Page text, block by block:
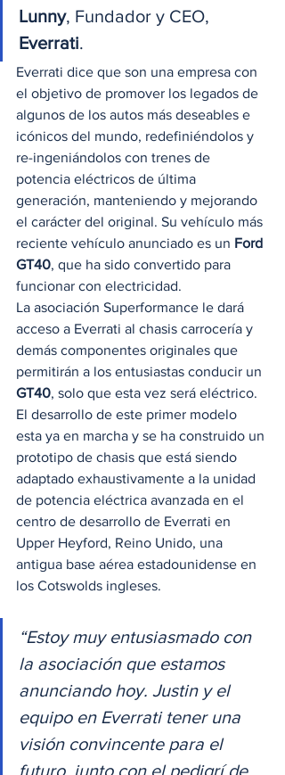
Lunny, Fundador y CEO,
Everrati.
Everrati dice que son una empresa con
el objetivo de promover los legados de
algunos de los autos más deseables e
icónicos del mundo, redefiniéndolos y
re-ingeniándolos con trenes de
potencia eléctricos de última
generación, manteniendo y mejorando
el carácter del original. Su vehículo más
reciente vehículo anunciado es un Ford
GT40, que ha sido convertido para
funcionar con electricidad.
La asociación Superformance le dará
acceso a Everrati al chasis carrocería y
demás componentes originales que
permitirán a los entusiastas conducir un
GT40, solo que esta vez será eléctrico.
El desarrollo de este primer modelo
esta ya en marcha y se ha construido un
prototipo de chasis que está siendo
adaptado exhaustivamente a la unidad
de potencia eléctrica avanzada en el
centro de desarrollo de Everrati en
Upper Heyford, Reino Unido, una
antigua base aérea estadounidense en
los Cotswolds ingleses.
“Estoy muy entusiasmado con
la asociación que estamos
anunciando hoy. Justin y el
equipo en Everrati tener una
visión convincente para el
futuro, junto con el pedigrí de